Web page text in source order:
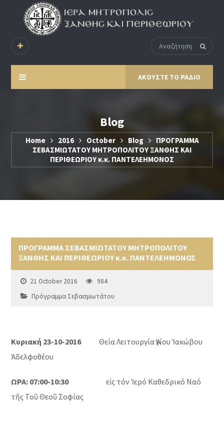
ΑΚΟΥΣΤΕ ΤΟ ΡΑΔΙΟ
Blog
Home 2016 October Blog
ΠΡΟΓΡΑΜΜΑ
ΣΕΒΑΣΜΙΩΤΑΤΟΥ ΜΗΤΡΟΠΟΛΙΤΟΥ ΞΑΝΘΗΣ ΚΑΙ
ΠΕΡΙΘΕΩΡΙΟΥ κ.κ. ΠΑΝΤΕΛΕΗΜΟΝΟΣ
ΠΡΟΓΡΑΜΜΑ ΣΕΒΑΣΜΙΩΤΑΤΟΥ ΜΗΤΡΟΠΟΛΙΤΟΥ
ΞΑΝΘΗΣ ΚΑΙ ΠΕΡΙΘΕΩΡΙΟΥ κ.κ. ΠΑΝΤΕΛΕΗΜΟΝΟΣ
21 October 2016
984
Πρόγραμμα Σεβασμιωτάτου
Κυριακή 23-10-2016Θεία Λειτουργία Ἁγίου Ἰακώβου
Ἀδελφοθέου
ΩΡΑ: 07:00-10:30εἰς τόν Ἱερό Καθεδρικό Ναό
τῆς Τοῦ Θεοῦ Σοφίας